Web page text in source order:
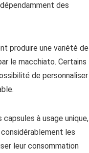
des
produire une variété de
le macchiato. Certains
de personnaliser
à usage unique,
les
leur consommation